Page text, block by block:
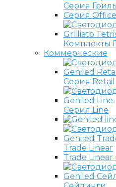
Серия
Серия
Комплекты
Коммерческие
Серия Retail
Серия Line
Trade Linear
Trade